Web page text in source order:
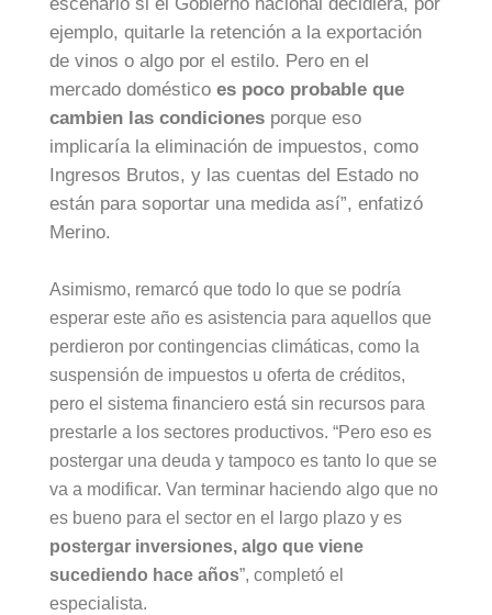
ejemplo, quitarle la retención a la exportación
de vinos o algo por el estilo. Pero en el
mercado doméstico es poco probable que
cambien las condiciones porque eso
implicaría la eliminación de impuestos, como
Ingresos Brutos, y las cuentas del Estado no
están para soportar una medida así”, enfatizó
Merino.
Asimismo, remarcó que todo lo que se podría
esperar este año es asistencia para aquellos que
perdieron por contingencias climáticas, como la
suspensión de impuestos u oferta de créditos,
pero el sistema financiero está sin recursos para
prestarle a los sectores productivos. “Pero eso es
postergar una deuda y tampoco es tanto lo que se
va a modificar. Van terminar haciendo algo que no
es bueno para el sector en el largo plazo y es
postergar inversiones, algo que viene
sucediendo hace años”, completó el
especialista.